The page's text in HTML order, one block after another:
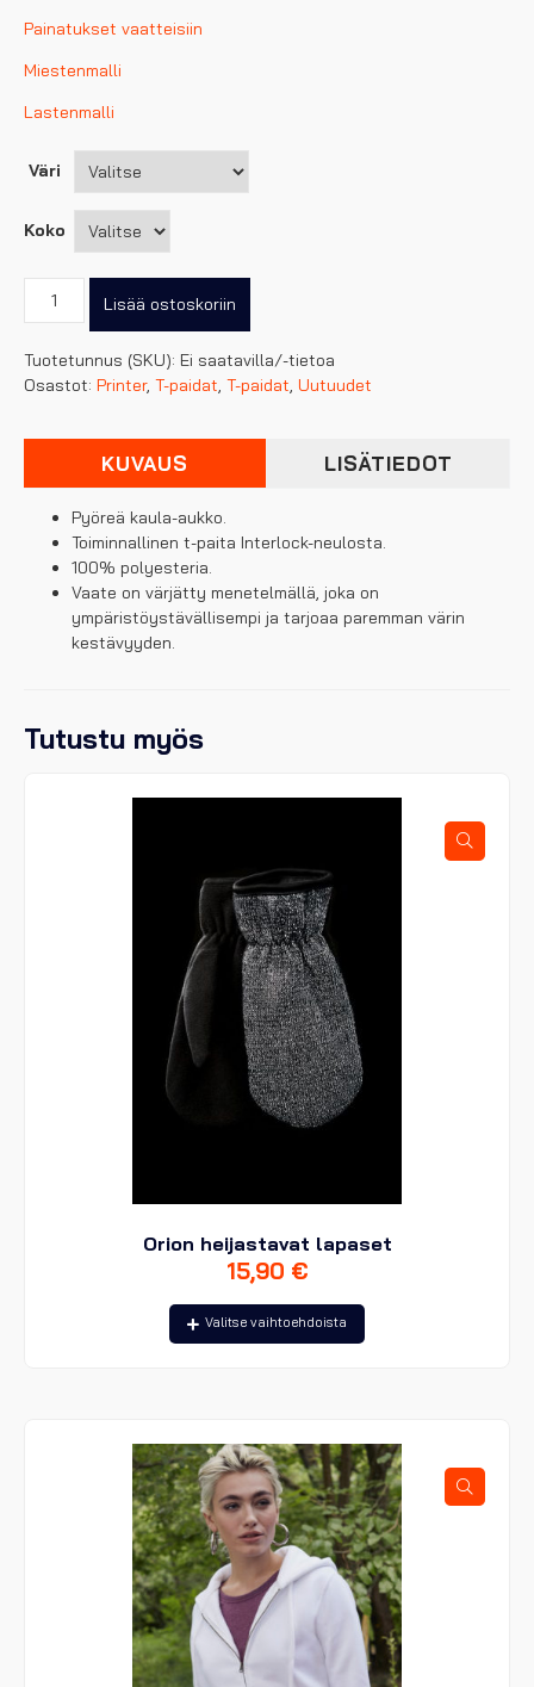
Painatukset vaatteisiin
Miestenmalli
Lastenmalli
Väri
Koko
naisten
tekninen
t-
määrä
Lisää ostoskoriin
Tuotetunnus (SKU): Ei saatavilla/-tietoa
Osastot: Printer, T-paidat, T-paidat, Uutuudet
KUVAUS LISÄTIEDOT
Pyöreä kaula-aukko.
Toiminnallinen t-paita Interlock-neulosta.
100% polyesteria.
Vaate on värjätty menetelmällä, joka on
ympäristöystävällisempi ja tarjoaa paremman värin
kestävyyden.
Tutustu myös
Orion heijastavat lapaset
15,90 €
Valitse vaihtoehdoista
Tällä
tuotteella
Voit
tehdä
valinnat
tuotteen
sivulla.